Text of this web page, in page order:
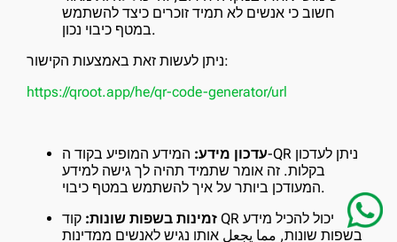
חשוב כי אנשים לא תמיד זוכרים כיצד להשתמש
במטף כיבוי נכון.
ניתן לעשות זאת באמצעות הקישור:
https://qroot.app/he/qr-code-generator/url
עדכון מידע: המידע המופיע בקוד ה-QR ניתן לעדכון
בקלות. זה אומר שתמיד תהיה לך גישה למידע
המעודכן ביותר על איך להשתמש במטף כיבוי.
זמינות בשפות שונות: קוד QR יכול להכיל מידע
בשפות שונות, مما يجعل אותו נגיש לאנשים ממדינות